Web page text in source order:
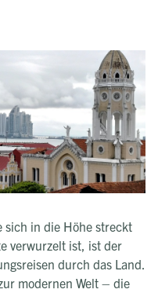
sich in die Höhe streckt
verwurzelt ist, ist der
durch das Land.
modernen Welt – die